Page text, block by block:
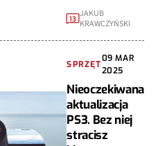
13 JAKUB
KRAWCZYŃSKI
SPRZĘT
09 MAR
2025
Nieoczekiwana
aktualizacja
PS3. Bez niej
stracisz